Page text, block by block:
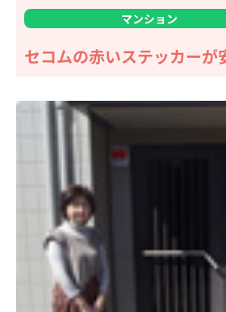
マンション
セコムの赤いステッカーが